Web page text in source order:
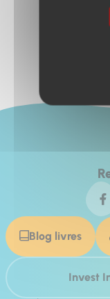
Blog livres
Invest